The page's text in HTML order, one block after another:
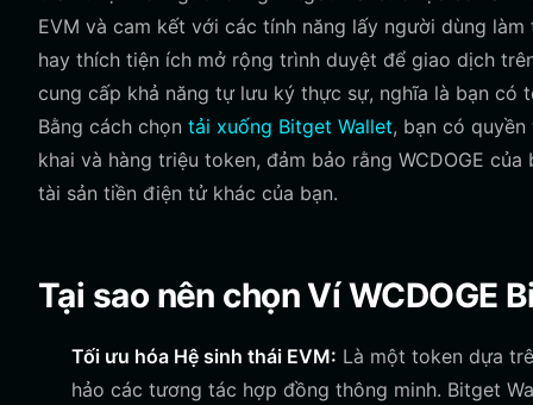
EVM và cam kết với các tính năng lấy người dùng
hay thích tiện ích mở rộng trình duyệt để giao dịch
cung cấp khả năng tự lưu ký thực sự, nghĩa là bạn có
Bằng cách chọn tải xuống Bitget Wallet, bạn có
khai và hàng triệu token, đảm bảo rằng WCDOGE
tài sản tiền điện tử khác của bạn.
Tại sao nên chọn Ví WCDOGE
Tối ưu hóa Hệ sinh thái EVM: Là một token dựa
hảo các tương tác hợp đồng thông minh. Bitget